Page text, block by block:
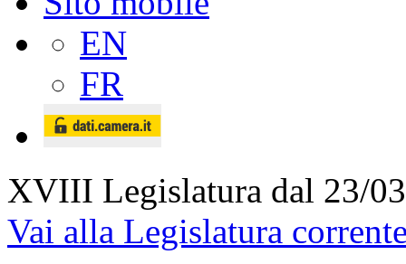
EN
FR
XVIII Legislatura dal 23/
Vai alla Legislatura